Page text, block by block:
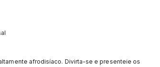
afrodisíaco. Divirta-se e presenteie os